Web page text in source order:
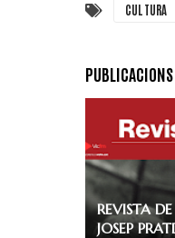
CULTURA
REVISTA
JOSEP